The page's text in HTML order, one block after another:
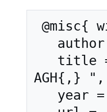
AGH{,} ",